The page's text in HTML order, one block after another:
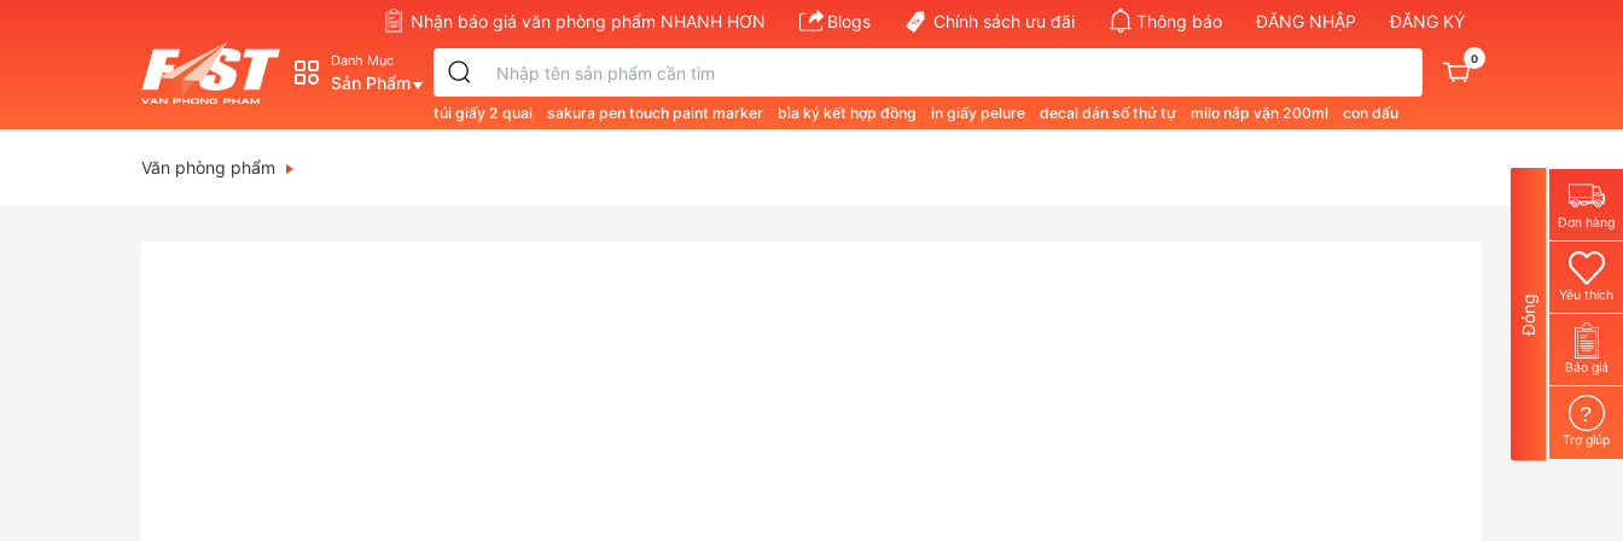
Nhận báo giá văn phòng phẩm NHANH HƠN Blogs Chính sách ưu đãi Thông báo ĐĂNG NHẬP ĐĂNG KÝ
Danh Mục
Sản Phẩm
túi giấy 2 quai sakura pen touch paint marker bìa ký kết hợp đồng in giấy pelure decal dán số thứ tự milo nắp vặn 200ml
con dấu
0
Văn phòng phẩm
Đóng
Đơn hàng
Yêu thích
Báo giá
?
Trợ giúp